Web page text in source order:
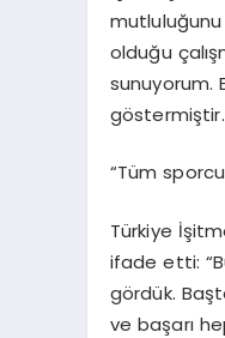
mutluluğunu
olduğu
sunuyorum.
göstermiştir.
“Tüm
Türkiye
ifade etti:
gördük.
ve başarı